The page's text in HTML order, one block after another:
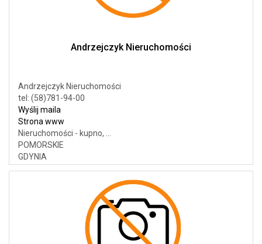
Andrzejczyk Nieruchomości
Andrzejczyk Nieruchomości
tel: (58)781-94-00
Wyślij maila
Strona www
Nieruchomości - kupno, ...
POMORSKIE
GDYNIA